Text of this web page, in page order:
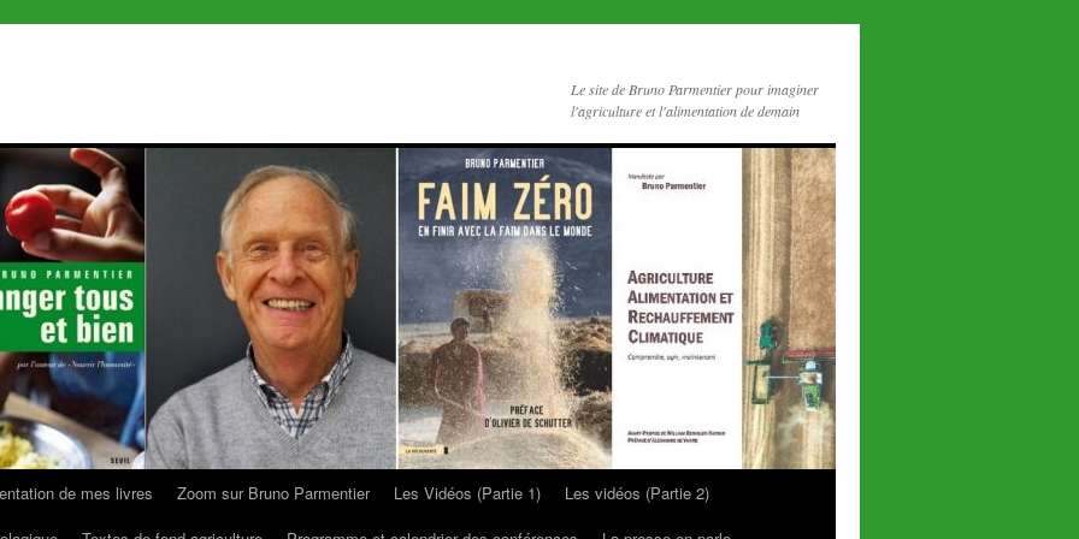
Le site de Bruno Parmentier pour imaginer
l'agriculture et l'alimentation de demain
de mes livres Zoom sur Bruno Parmentier Les Vidéos (Partie 1)
Les vidéos (Partie 2)